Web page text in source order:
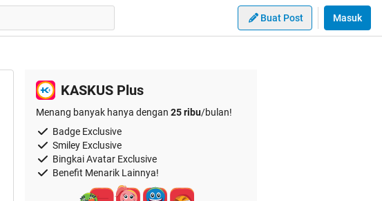
Buat Post Masuk
KASKUS Plus
Menang banyak hanya dengan 25 ribu/bulan!
Badge Exclusive
Smiley Exclusive
Bingkai Avatar Exclusive
Benefit Menarik Lainnya!